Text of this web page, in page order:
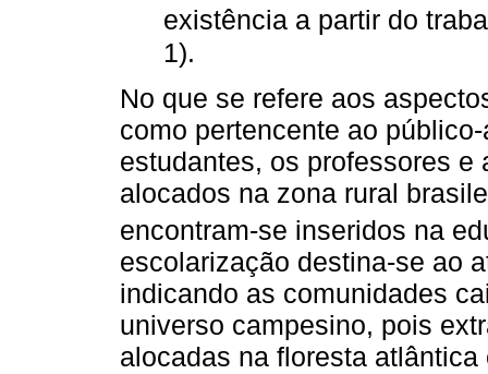
existência a partir do
1).
No que se refere aos
como pertencente ao
estudantes, os professores
alocados na zona rural
encontram-se inseridos na
escolarização destina-se ao
indicando as comunidades
universo campesino, pois
alocadas na floresta